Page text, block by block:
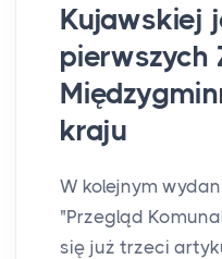
Kujawskiej
pierwszych
kraju
W kolejnym
"Przegląd
się już trzeci